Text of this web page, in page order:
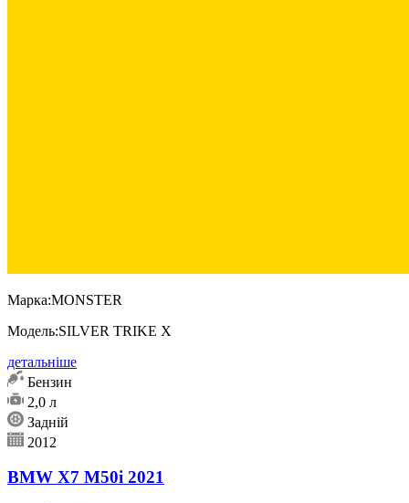
Марка:MONSTER
Модель:SILVER TRIKE X
детальніше
Бензин
2,0 л
Задній
2012
BMW X7 M50i 2021